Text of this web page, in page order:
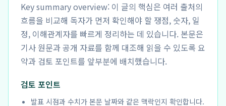
Key summary overview: 이 글의 핵심은 여러 출처의
흐름을 비교해 독자가 먼저 확인해야 할 쟁점, 숫자, 일
정, 이해관계자를 빠르게 정리하는 데 있습니다. 본문은
기사 원문과 공개 자료를 함께 대조해 읽을 수 있도록 요
약과 검토 포인트를 앞부분에 배치했습니다.
검토 포인트
발표 시점과 수치가 본문 날짜와 같은 맥락인지 확인합니다.